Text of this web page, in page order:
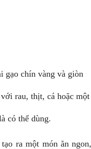
gạo chín vàng và giòn
rau, thịt, cá hoặc một
có thể dùng.
ra một món ăn ngon,